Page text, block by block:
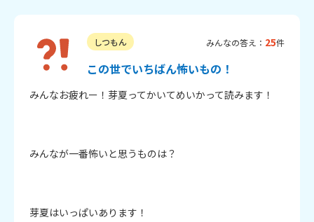
しつもん みんなの答え： 25件
この世でいちばん怖いもの！
みんなお疲れー！芽夏ってかいてめいかって読みます！
みんなが一番怖いと思うものは？
芽夏はいっぱいあります！